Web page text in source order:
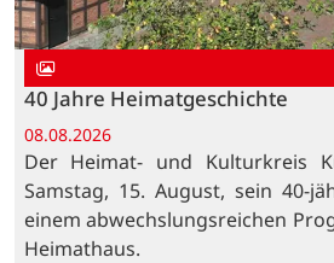
40 Jahre Heimatgeschichte
08.08.2026
Der Heimat- und Kulturkreis
Samstag, 15. August, sein 40-
einem abwechslungsreichen
Heimathaus.